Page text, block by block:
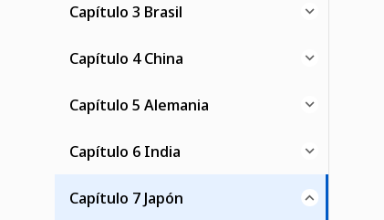
Capítulo 3 Brasil
Capítulo 4 China
Capítulo 5 Alemania
Capítulo 6 India
Capítulo 7 Japón